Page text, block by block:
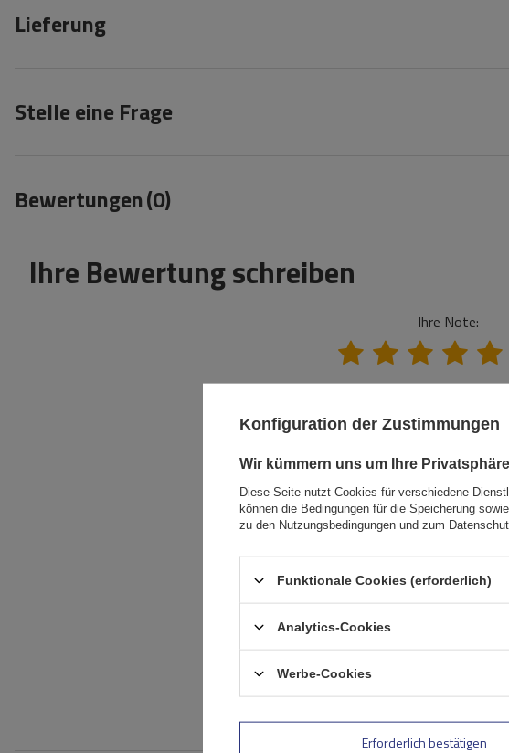
Lieferung
Stelle eine Frage
Bewertungen(0)
Ihre Bewertung schreiben
Ihre Note:
Ihr Produktfoto
Konfiguration der Zustimmungen
Wir kümmern uns um Ihre
Diese Seite nutzt Cookies für verschiedene
können die Bedingungen für die Speicherung
zu den Nutzungsbedingungen und zum
Funktionale Cookies (erforderlich)
Analytics-Cookies
Werbe-Cookies
Erforderlich bestätigen